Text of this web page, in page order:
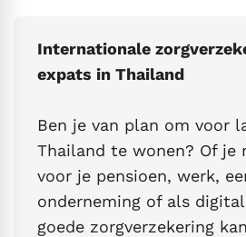
Internationale
expats in Thailand
Ben je van plan om voor
Thailand te wonen? Of je
voor je pensioen, werk,
onderneming of als
goede zorgverzekering